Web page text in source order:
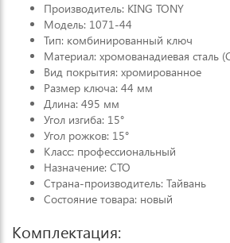
Производитель: KING TONY
Модель: 1071-44
Тип: комбинированный ключ
Материал: хромованадиевая сталь
Вид покрытия: хромированное
Размер ключа: 44 мм
Длина: 495 мм
Угол изгиба: 15°
Угол рожков: 15°
Класс: профессиональный
Назначение: СТО
Страна-производитель: Тайвань
Состояние товара: новый
Комплектация: